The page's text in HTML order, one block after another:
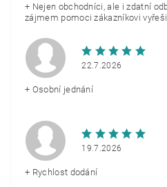
+ Nejen obchodníci, ale i zdatní
zájmem pomoci zákazníkovi
22.7.2026
+ Osobní jednání
19.7.2026
+ Rychlost dodání